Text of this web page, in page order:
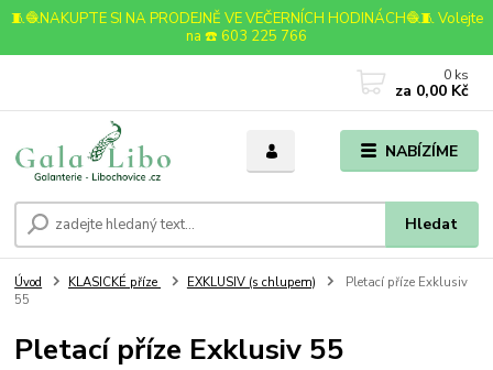
🧵🧶NAKUPTE SI NA PRODEJNĚ VE VEČERNÍCH HODINÁCH🧶🧵 Volejte
na ☎️ 603 225 766
NABÍZÍME
Hledat
0 ks
za 0,00 Kč
Úvod KLASICKÉ příze EXKLUSIV (s chlupem)
Pletací příze Exklusiv
55
Pletací příze Exklusiv 55